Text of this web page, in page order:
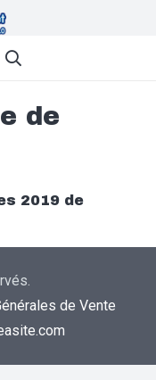
de
2019 de
de Vente